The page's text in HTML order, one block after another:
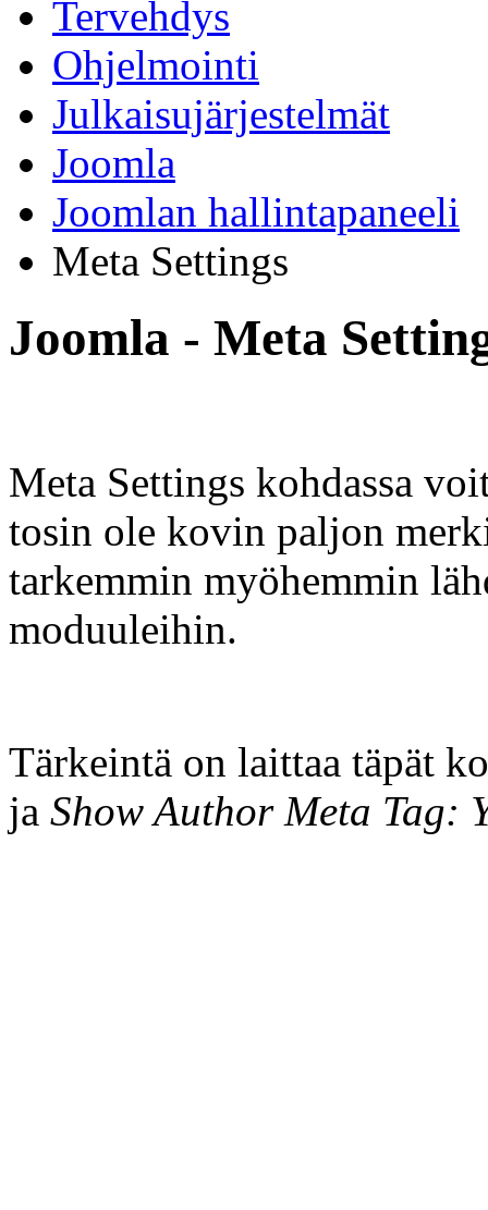
Tervehdys
Ohjelmointi
Julkaisujärjestelmät
Joomla
Joomlan hallintapaneeli
Meta Settings
Joomla - Meta
Meta Settings kohdassa
tosin ole kovin paljon
tarkemmin myöhemmin
moduuleihin.
Tärkeintä on laittaa täpät
ja Show Author Meta Tag: